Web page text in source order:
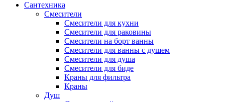
Сантехника
Смесители
Смесители для кухни
Смесители для раковины
Смесители на борт ванны
Смесители для ванны с душем
Смесители для душа
Смесители для биде
Краны для фильтра
Краны
Душ